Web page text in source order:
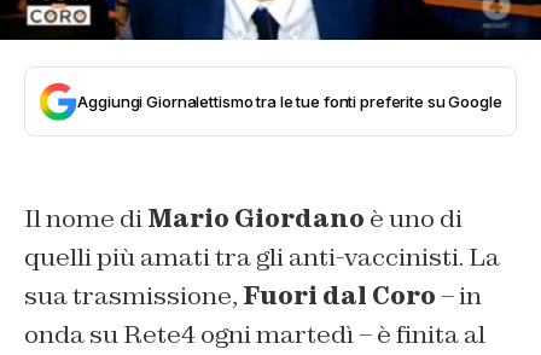
Aggiungi Giornalettismo tra le tue fonti preferite su Google
Il nome diMario Giordano è uno di
quelli più amati tra gli anti-vaccinisti. La
sua trasmissione, Fuori dal Coro– in
onda su Rete4 ogni martedì – è finita al